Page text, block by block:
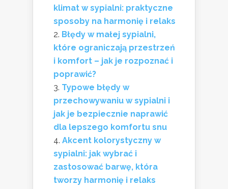
klimat w sypialni: praktyczne
sposoby na harmonię i relaks
Błędy w małej sypialni,
które ograniczają przestrzeń
i komfort – jak je rozpoznać i
poprawić?
Typowe błędy w
przechowywaniu w sypialni i
jak je bezpiecznie naprawić
dla lepszego komfortu snu
Akcent kolorystyczny w
sypialni: jak wybrać i
zastosować barwę, która
tworzy harmonię i relaks